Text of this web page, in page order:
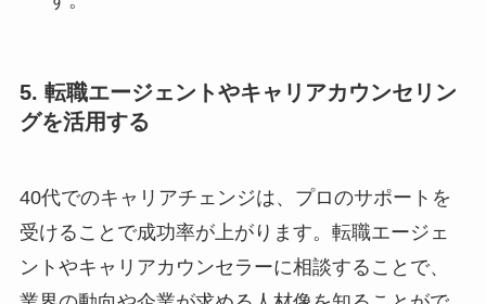
5. 転職エージェントやキャリアカウンセリン
グを活用する
40代でのキャリアチェンジは、プロのサポートを
受けることで成功率が上がります。転職エージェ
ントやキャリアカウンセラーに相談することで、